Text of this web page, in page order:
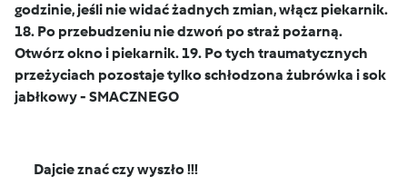
godzinie, jeśli nie widać żadnych zmian, włącz piekarnik.
18. Po przebudzeniu nie dzwoń po straż pożarną.
Otwórz okno i piekarnik. 19. Po tych traumatycznych
przeżyciach pozostaje tylko schłodzona żubrówka i sok
jabłkowy - SMACZNEGO
Dajcie znać czy wyszło !!!